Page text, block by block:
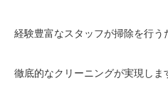
経験豊富なスタッフが掃除を行う
徹底的なクリーニングが実現しま